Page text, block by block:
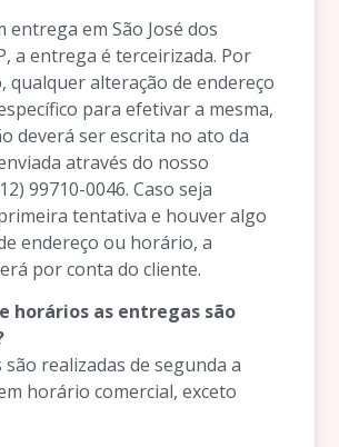
entrega em São José dos
a entrega é terceirizada. Por
qualquer alteração de endereço
para efetivar a mesma,
deverá ser escrita no ato da
através do nosso
99710-0046. Caso seja
tentativa e houver algo
endereço ou horário, a
por conta do cliente.
horários as entregas são
realizadas de segunda a
horário comercial, exceto